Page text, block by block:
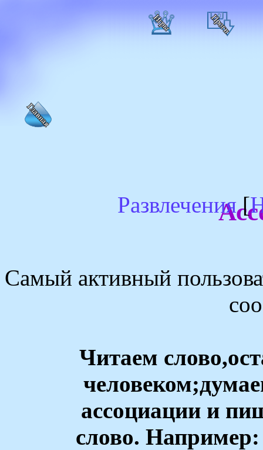
Развлечения[
Самый активный
Читаем
ассоциации и
слово.